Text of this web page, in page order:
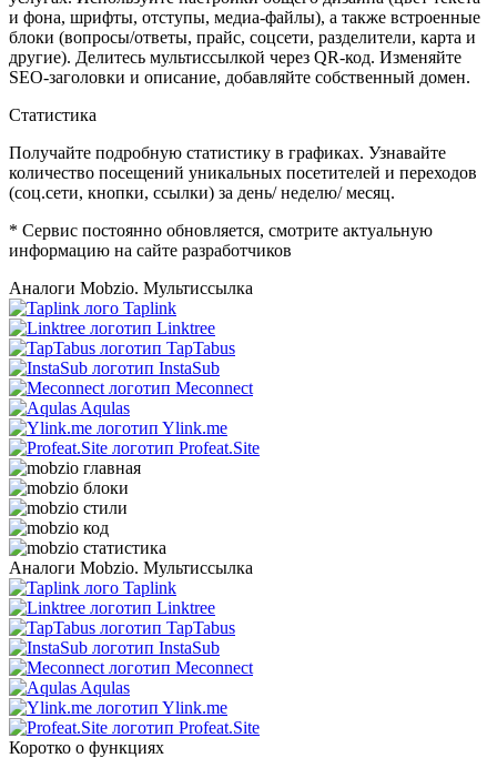
и фона, шрифты, отступы, медиа-файлы), а также встроенные
блоки (вопросы/ответы, прайс, соцсети, разделители, карта и
другие). Делитесь мультиссылкой через QR-код. Изменяйте
SEO-заголовки и описание, добавляйте собственный домен.
Статистика
Получайте подробную статистику в графиках. Узнавайте
количество посещений уникальных посетителей и переходов
(соц.сети, кнопки, ссылки) за день/ неделю/ месяц.
* Сервис постоянно обновляется, смотрите актуальную
информацию на сайте разработчиков
Аналоги Mobzio. Мультиссылка
Taplink
Linktree
TapTabus
InstaSub
Meconnect
Aqulas
Ylink.me
Profeat.Site
Аналоги Mobzio. Мультиссылка
Taplink
Linktree
TapTabus
InstaSub
Meconnect
Aqulas
Ylink.me
Profeat.Site
Коротко о функциях